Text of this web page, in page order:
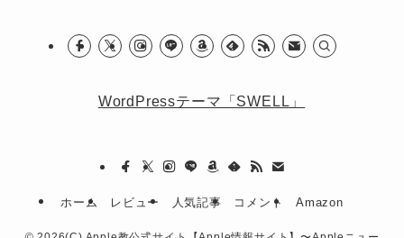
WordPressテーマ「SWELL」
ホーム レビュー 人気記事 コメント Amazon